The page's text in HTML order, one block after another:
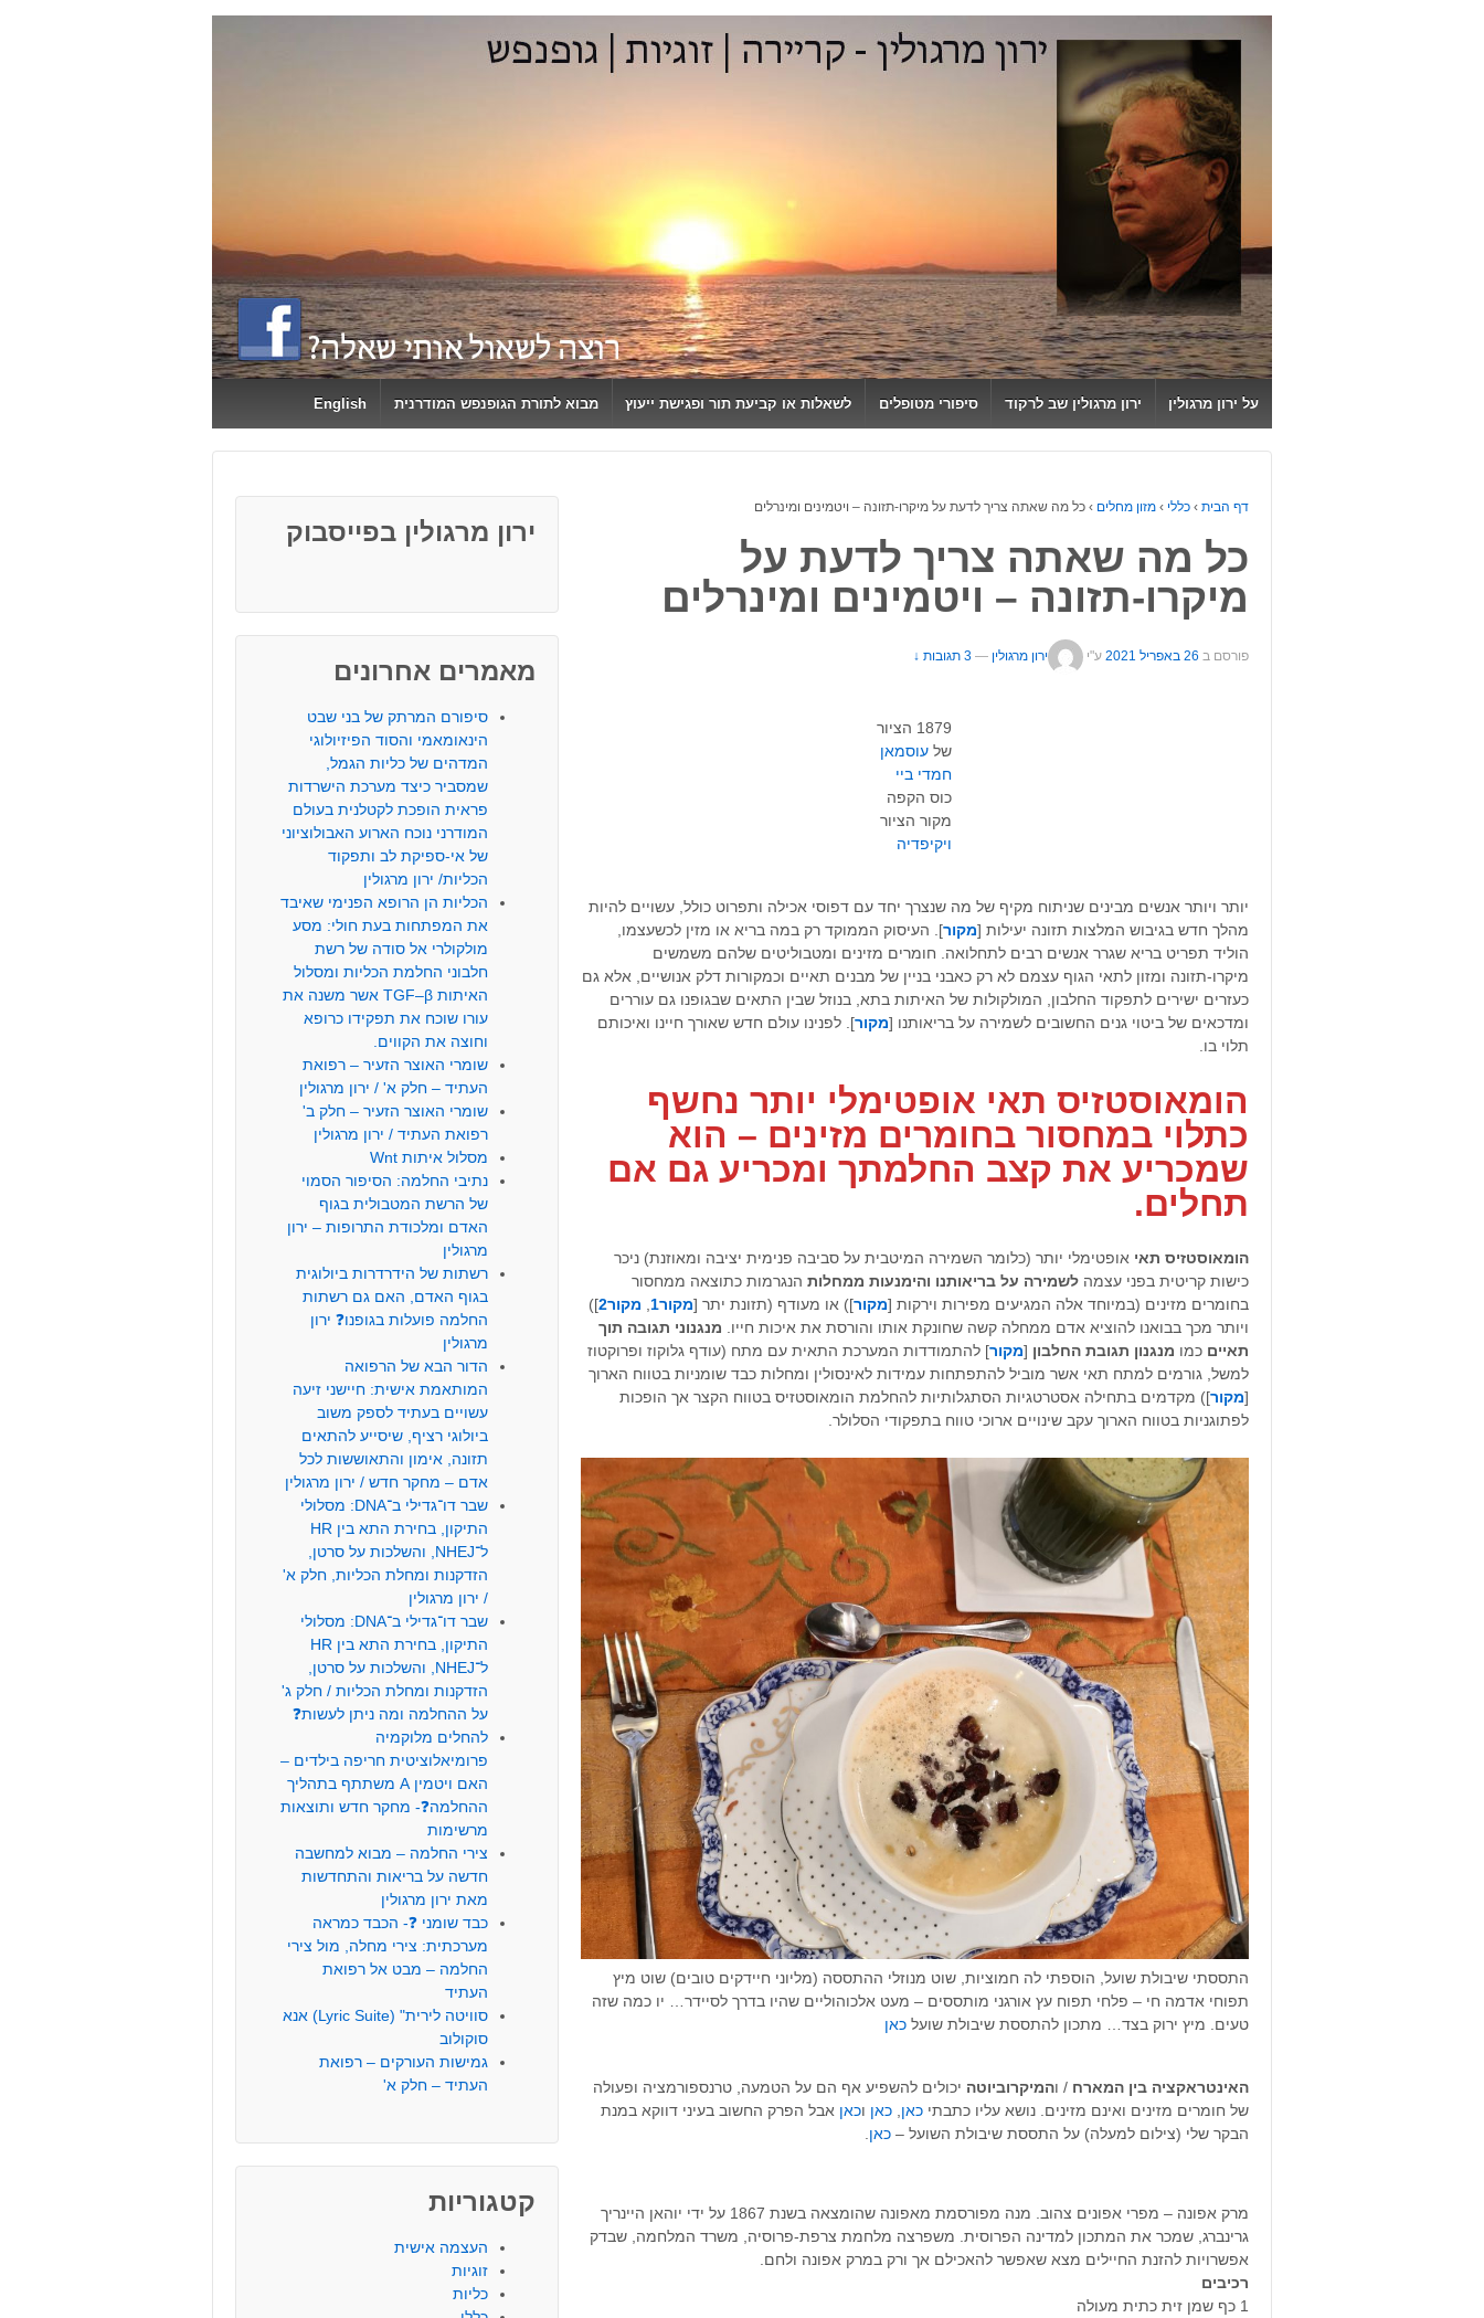
CONTENT
על ירון מרגולין ירון מרגולין שב לרקוד סיפורי מטופלים לשאלות או קביעת תור ופגישת ייעוץ מבוא לתורת הגופנפש המודרנית English
דף הבית › כללי › מזון מחלים › כל מה שאתה צריך לדעת על מיקרו-תזונה – ויטמינים ומינרלים
כל מה שאתה צריך לדעת על
מיקרו-תזונה – ויטמינים ומינרלים
פורסם ב 26 באפריל 2021 ע"י ירון מרגולין — 3 תגובות ↓
1879 הציור
של עוסמאן
חמדי ביי
כוס הקפה
מקור הציור
ויקיפדיה
יותר ויותר אנשים מבינים שניתוח מקיף של מה שנצרך יחד עם דפוסי אכילה ותפרוט כולל, עשויים להיות
מהלך חדש בגיבוש המלצות תזונה יעילות [מקור]. העיסוק הממוקד רק במה בריא או מזין לכשעצמו,
הוליד תפריט בריא שגרר אנשים רבים לתחלואה. חומרים מזינים ומטבוליטים שלהם משמשים
מיקרו-תזונה ומזון לתאי הגוף עצמם לא רק כאבני בניין של מבנים תאיים וכמקורות דלק אנושיים, אלא גם
כעזרים ישירים לתפקוד החלבון, המולקולות של האיתות בתא, בנוזל שבין התאים שבגופנו גם עוררים
ומדכאים של ביטוי גנים החשובים לשמירה על בריאותנו [מקור]. לפנינו עולם חדש שאורך חיינו ואיכותם
תלוי בו.
הומאוסטזיס תאי אופטימלי יותר נחשף
כתלוי במחסור בחומרים מזינים – הוא
שמכריע את קצב החלמתך ומכריע גם אם
תחלים.
הומאוסטזיס תאי אופטימלי יותר (כלומר השמירה המיטבית על סביבה פנימית יציבה ומאוזנת) ניכר
כישות קריטית בפני עצמה לשמירה על בריאותנו והימנעות ממחלות הנגרמות כתוצאה ממחסור
בחומרים מזינים (במיוחד אלה המגיעים מפירות וירקות [מקור]) או מעודף (תזונת יתר [מקור1 , מקור2 ])
ויותר מכך בבואנו להוציא אדם ממחלה קשה שחונקת אותו והורסת את איכות חייו. מנגנוני תגובה תוך
תאיים כמו מנגנון תגובת החלבון [מקור] להתמודדות המערכת התאית עם מתח (עודף גלוקוז ופרוקטוז
למשל, גורמים למתח תאי אשר מוביל להתפתחות עמידות לאינסולין ומחלות כבד שומניות בטווח הארוך
[מקור]) מקדמים בתחילה אסטרטגיות הסתגלותיות להחלמת הומאוסטזיס בטווח הקצר אך הופכות
לפתוגניות בטווח הארוך עקב שינויים ארוכי טווח בתפקודי הסלולר.
התססתי שיבולת שועל, הוספתי לה חמוציות, שוט מנוזלי ההתססה (מליוני חיידקים טובים) שוט מיץ
תפוחי אדמה חי – פלחי תפוח עץ אורגני מותססים – מעט אלכוהוליים שהיו בדרך לסיידר… יו כמה שזה
טעים. מיץ ירוק בצד… מתכון להתססת שיבולת שועלכאן
האינטראקציה בין המארח / והמיקרוביוטה יכולים להשפיע אף הם על הטמעה, טרנספורמציה ופעולה
של חומרים מזינים ואינם מזינים. נושא עליו כתבתי כאן כאן וכאן אבל הפרק החשוב בעיני דווקא במנת
הבקר שלי (צילום למעלה) על התססת שיבולת השועל – כאן
מרק אפונה – מפרי אפונים צהוב. מנה מפורסמת מאפונה שהומצאה בשנת 1867 על ידי יוהאן היינריך
גרינברג, שמכר את המתכון למדינה הפרוסית. משפרצה מלחמת צרפת-פרוסיה, משרד המלחמה, שבדק
אפשרויות להזנת החיילים מצא שאפשר להאכילם אך ורק במרק אפונה ולחם.
רכיבים
1 כף שמן זית כתית מעולה
ירון מרגולין בפייסבוק
מאמרים אחרונים
סיפורם המרתק של בני שבט
הינאומאמי והסוד הפיזיולוגי
המדהים של כליות הגמל,
שמסביר כיצד מערכת הישרדות
פראית הופכת לקטלנית בעולם
המודרני נוכח הארוע האבולוציוני
של אי-ספיקת לב ותפקוד
הכליות/ ירון מרגולין
הכליות הן הרופא הפנימי שאיבד
את המפתחות בעת חולי: מסע
מולקולרי אל סודה של רשת
חלבוני החלמת הכליות ומסלול
האיתות TGF–β אשר משנה את
עורו שוכח את תפקידו כרופא
וחוצה את הקווים.
שומרי האוצר הזעיר – רפואת
העתיד – חלק א' / ירון מרגולין
שומרי האוצר הזעיר – חלק ב'
רפואת העתיד / ירון מרגולין
מסלול איתות Wnt
נתיבי החלמה: הסיפור הסמוי
של הרשת המטבולית בגוף
האדם ומלכודת התרופות – ירון
מרגולין
רשתות של הידרדרות ביולוגית
בגוף האדם, האם גם רשתות
החלמה פועלות בגופנו❓ ירון
מרגולין
הדור הבא של הרפואה
המותאמת אישית: חיישני זיעה
עשויים בעתיד לספק משוב
ביולוגי רציף, שיסייע להתאים
תזונה, אימון והתאוששות לכל
אדם – מחקר חדש / ירון מרגולין
שבר דו־גדילי ב־DNA: מסלולי
התיקון, בחירת התא בין HR
ל־NHEJ, והשלכות על סרטן,
הזדקנות ומחלת הכליות, חלק א'
/ ירון מרגולין
שבר דו־גדילי ב־DNA: מסלולי
התיקון, בחירת התא בין HR
ל־NHEJ, והשלכות על סרטן,
הזדקנות ומחלת הכליות / חלק ג'
על ההחלמה ומה ניתן לעשות❓
להחלים מלוקמיה
פרומיאלוציטית חריפה בילדים –
האם ויטמין A משתתף בתהליך
ההחלמה❓- מחקר חדש ותוצאות
מרשימות
צירי החלמה – מבוא למחשבה
חדשה על בריאות והתחדשות
מאת ירון מרגולין
כבד שומני ❓- הכבד כמראה
מערכתית: צירי מחלה, מול צירי
החלמה – מבט אל רפואת
העתיד
סוויטה לירית" (Lyric Suite) אנא
סוקולוב
גמישות העורקים – רפואת
העתיד – חלק א'
קטגוריות
העצמה אישית
זוגיות
כליות